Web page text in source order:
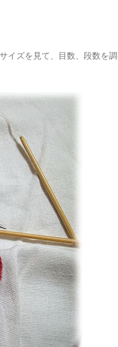
イズを見て、目数、段数を調